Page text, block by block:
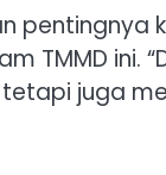
TMMD ini.
juga